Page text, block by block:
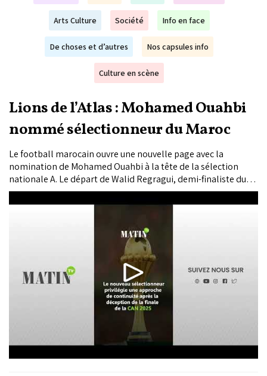
Arts Culture Société Info en face
De choses et d’autres Nos capsules info
Culture en scène
Lions de l’Atlas : Mohamed Ouahbi
nommé sélectionneur du Maroc
Le football marocain ouvre une nouvelle page avec la
nomination de Mohamed Ouahbi à la tête de la sélection
nationale A. Le départ de Walid Regragui, demi-finaliste du
Mondial 2022, a été marqué par un hommage officiel au
Complexe Mohammed VI de football.